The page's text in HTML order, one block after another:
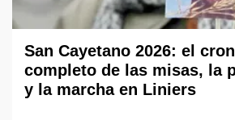
San Cayetano 2026: el
completo de las misas, la
y la marcha en Liniers